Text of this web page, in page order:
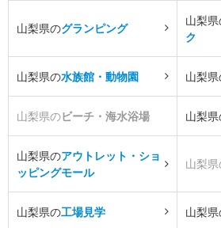
山梨県のグランピング
山梨
ク
山梨県の水族館・動物園 山梨
山梨県のビーチ・海水浴場 山梨
山梨県のアウトレット・ショ
ッピングモール
山梨
山梨県の工場見学 山梨